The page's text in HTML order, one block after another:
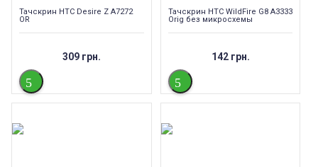
Тачскрин HTC Desire Z A7272
OR
309 грн.
Тачскрин HTC WildFire G8 A3333
Orig без микросхемы
142 грн.